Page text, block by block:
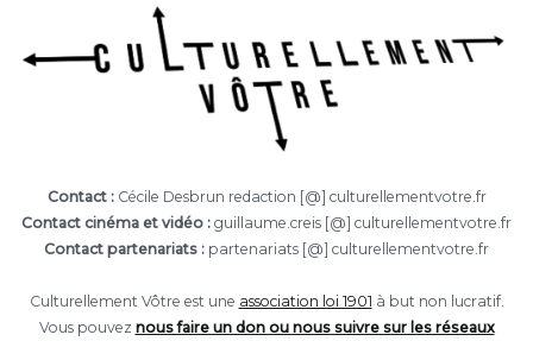
Contact :Cécile Desbrun redaction [@] culturellementvotre.fr
Contact cinéma et vidéo : guillaume.creis [@] culturellementvotre.fr
Contact partenariats : partenariats [@] culturellementvotre.fr
Culturellement Vôtre est une association loi 1901 à but non lucratif.
Vous pouvez nous faire un don ou nous suivre sur les réseaux